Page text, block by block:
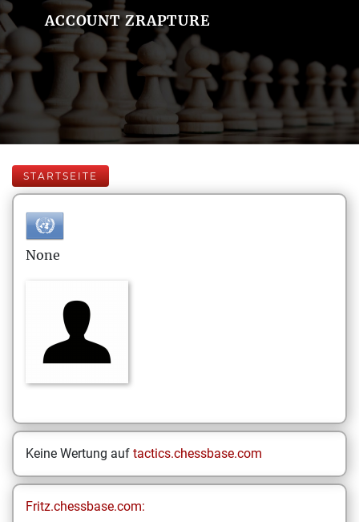
ACCOUNT ZRAPTURE
STARTSEITE
None
Keine Wertung auf tactics.chessbase.com
Fritz.chessbase.com: